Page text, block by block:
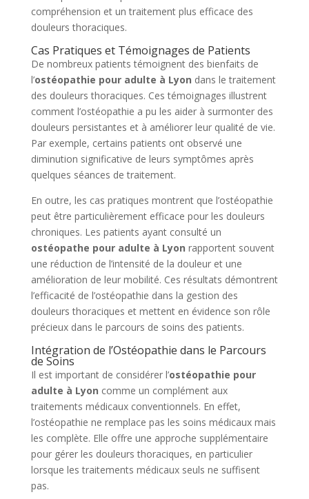
compréhension et un traitement plus efficace des
douleurs thoraciques.
Cas Pratiques et Témoignages de Patients
De nombreux patients témoignent des bienfaits de
l’ostéopathie pour adulte à Lyon dans le traitement
des douleurs thoraciques. Ces témoignages illustrent
comment l’ostéopathie a pu les aider à surmonter des
douleurs persistantes et à améliorer leur qualité de vie.
Par exemple, certains patients ont observé une
diminution significative de leurs symptômes après
quelques séances de traitement.
En outre, les cas pratiques montrent que l’ostéopathie
peut être particulièrement efficace pour les douleurs
chroniques. Les patients ayant consulté un
ostéopathe pour adulte à Lyon rapportent souvent
une réduction de l’intensité de la douleur et une
amélioration de leur mobilité. Ces résultats démontrent
l’efficacité de l’ostéopathie dans la gestion des
douleurs thoraciques et mettent en évidence son rôle
précieux dans le parcours de soins des patients.
Intégration de l’Ostéopathie dans le Parcours
de Soins
Il est important de considérer l’ostéopathie pour
adulte à Lyon comme un complément aux
traitements médicaux conventionnels. En effet,
l’ostéopathie ne remplace pas les soins médicaux mais
les complète. Elle offre une approche supplémentaire
pour gérer les douleurs thoraciques, en particulier
lorsque les traitements médicaux seuls ne suffisent
pas.